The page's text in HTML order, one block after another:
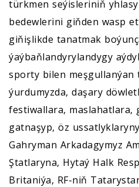
türkmen seýisleriniň
bedewlerini giňden wasp
giňişlikde tanatmak
ýaýbaňlandyrylandygy
sporty bilen
ýurdumyzda, daşary
festiwallara, maslahatlara,
gatnaşyp, öz
Gahryman Arkadagymyz
Ştatlaryna, Hytaý Halk
Britaniýa, RF-niň